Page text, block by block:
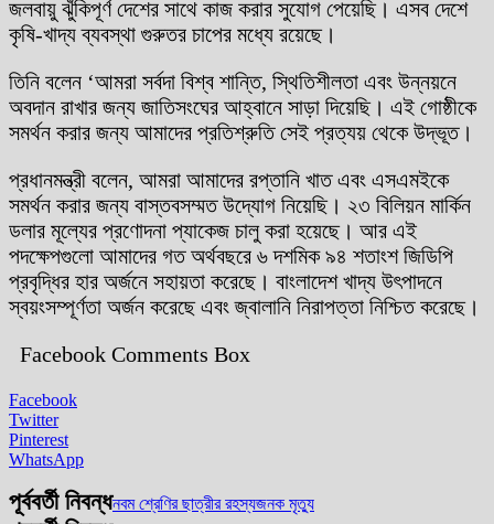
জলবায়ু ঝুঁকিপূর্ণ দেশের সাথে কাজ করার সুযোগ পেয়েছি। এসব দেশে
কৃষি-খাদ্য ব্যবস্থা গুরুতর চাপের মধ্যে রয়েছে।
তিনি বলেন ‘আমরা সর্বদা বিশ্ব শান্তি, স্থিতিশীলতা এবং উন্নয়নে
অবদান রাখার জন্য জাতিসংঘের আহ্বানে সাড়া দিয়েছি। এই গোষ্ঠীকে
সমর্থন করার জন্য আমাদের প্রতিশ্রুতি সেই প্রত্যয় থেকে উদ্ভূত।
প্রধানমন্ত্রী বলেন, আমরা আমাদের রপ্তানি খাত এবং এসএমইকে
সমর্থন করার জন্য বাস্তবসম্মত উদ্যোগ নিয়েছি। ২৩ বিলিয়ন মার্কিন
ডলার মূল্যের প্রণোদনা প্যাকেজ চালু করা হয়েছে। আর এই
পদক্ষেপগুলো আমাদের গত অর্থবছরে ৬ দশমিক ৯৪ শতাংশ জিডিপি
প্রবৃদ্ধির হার অর্জনে সহায়তা করেছে। বাংলাদেশ খাদ্য উৎপাদনে
স্বয়ংসম্পূর্ণতা অর্জন করেছে এবং জ্বালানি নিরাপত্তা নিশ্চিত করেছে।
Facebook Comments Box
Facebook
Twitter
Pinterest
WhatsApp
পূর্ববর্তী নিবন্ধনবম শ্রেণির ছাত্রীর রহস্যজনক মৃত্যু